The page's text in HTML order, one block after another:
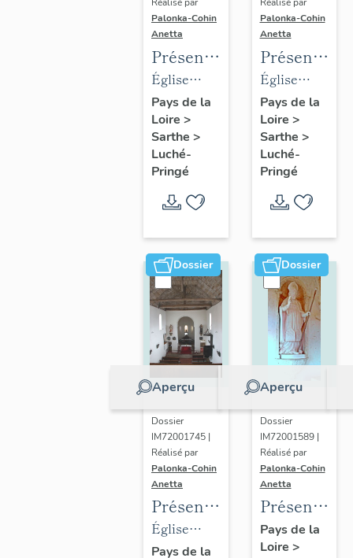
Réalisé par
Palonka-Cohin
Anetta
Présentation
des
objets
mobiliers
de
l'église
paroissiale
Saint-
Martin
de la
commune
de
Luché
Église
paroissiale
Saint-
Martin de
Luché
Pays de la
Loire >
Sarthe >
Luché-
Pringé
Réalisé par
Palonka-Cohin
Anetta
des
objets
mobiliers
de
l'église
paroissiale
Notre-
Dame de
de la
commune
de
Pringé
Église
paroissiale
Notre-
Dame de
l'Assomption
Pays de la
Loire >
Sarthe >
Luché-
Pringé
Dossier
Aperçu
Dossier
IM72001745 |
Réalisé par
Palonka-Cohin
Anetta
Présentation
des
objets
Église
paroissiale
Pays de la
Dossier
Aperçu
Dossier
IM72001589 |
Réalisé par
Palonka-Cohin
Anetta
des
objets
Pays de la
Loire >